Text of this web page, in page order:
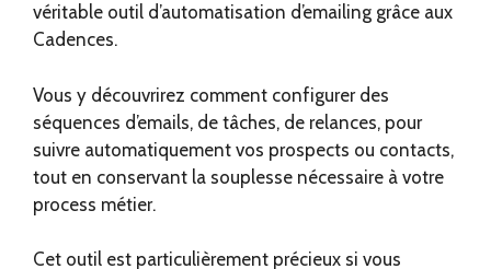
véritable outil d’automatisation d’emailing grâce aux
Cadences.
Vous y découvrirez comment configurer des
séquences d’emails, de tâches, de relances, pour
suivre automatiquement vos prospects ou contacts,
tout en conservant la souplesse nécessaire à votre
process métier.
Cet outil est particulièrement précieux si vous